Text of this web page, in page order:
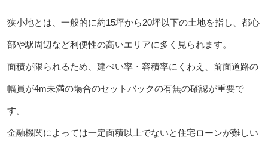
狭小地とは、一般的に約15坪から20坪以下の土地を指し、都心
部や駅周辺など利便性の高いエリアに多く見られます。
面積が限られるため、建ぺい率・容積率にくわえ、前面道路の
幅員が4m未満の場合のセットバックの有無の確認が重要で
す。
金融機関によっては一定面積以上でないと住宅ローンが難しい